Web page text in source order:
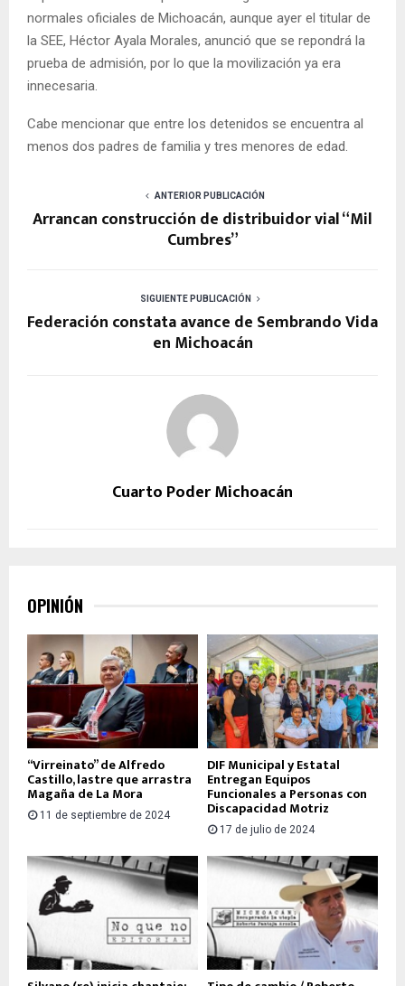
normales oficiales de Michoacán, aunque ayer el titular de
la SEE, Héctor Ayala Morales, anunció que se repondrá la
prueba de admisión, por lo que la movilización ya era
innecesaria.
Cabe mencionar que entre los detenidos se encuentra al
menos dos padres de familia y tres menores de edad.
ANTERIOR PUBLICACIÓN
Arrancan construcción de distribuidor vial “Mil
Cumbres”
SIGUIENTE PUBLICACIÓN
Federación constata avance de Sembrando Vida
en Michoacán
Cuarto Poder Michoacán
OPINIÓN
“Virreinato” de Alfredo
Castillo, lastre que arrastra
Magaña de La Mora
11 de septiembre de 2024
DIF Municipal y Estatal
Entregan Equipos
Funcionales a Personas con
Discapacidad Motriz
17 de julio de 2024